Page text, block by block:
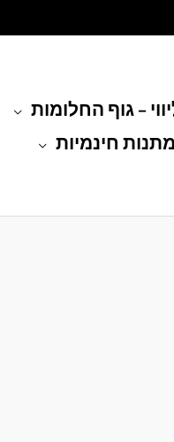
– גוף החלומות
חינמיות